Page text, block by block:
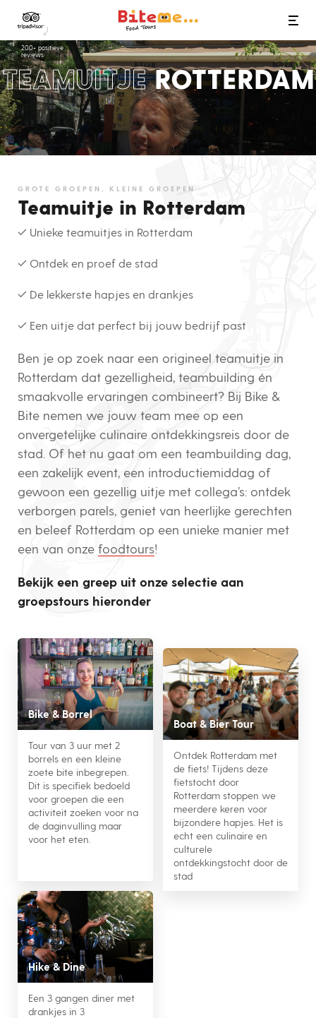
200+ positieve
reviews
Bite Me Food Tours
TEAMUITJEROTTERDAM
GROTE GROEPEN, KLEINE GROEPEN
Teamuitje in Rotterdam
✓ Unieke teamuitjes in Rotterdam
✓ Ontdek en proef de stad
✓ De lekkerste hapjes en drankjes
✓ Een uitje dat perfect bij jouw bedrijf past
Ben je op zoek naar een origineel teamuitje in
Rotterdam dat gezelligheid, teambuilding én
smaakvolle ervaringen combineert? Bij Bike &
Bite nemen we jouw team mee op een
onvergetelijke culinaire ontdekkingsreis door de
stad. Of het nu gaat om een teambuilding dag,
een zakelijk event, een introductiemiddag of
gewoon een gezellig uitje met collega’s: ontdek
verborgen parels, geniet van heerlijke gerechten
en beleef Rotterdam op een unieke manier met
een van onze foodtours!
Bekijk een greep uit onze selectie aan
groepstours hieronder
Bike & Borrel
Tour van 3 uur met 2
borrels en een kleine
zoete bite inbegrepen.
Dit is specifiek bedoeld
voor groepen die een
activiteit zoeken voor na
de daginvulling maar
voor het eten.
Boat & Bier Tour
Ontdek Rotterdam met
de fiets! Tijdens deze
fietstocht door
Rotterdam stoppen we
meerdere keren voor
bijzondere hapjes. Het is
echt een culinaire en
culturele
ontdekkingstocht door de
stad
Hike & Dine
Een 3 gangen diner met
drankjes in 3